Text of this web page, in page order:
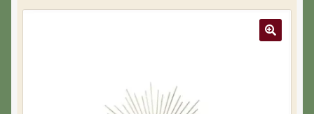
La Boutique